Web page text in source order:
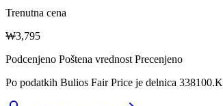
Trenutna cena
₩3,795
Podcenjeno Poštena vrednost Precenjeno
Po podatkih Bulios Fair Price je delnica